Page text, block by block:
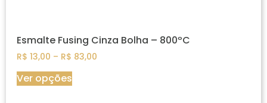
Esmalte Fusing Cinza Bolha – 800ºC
R$ 13,00 – R$ 83,00
Ver opções